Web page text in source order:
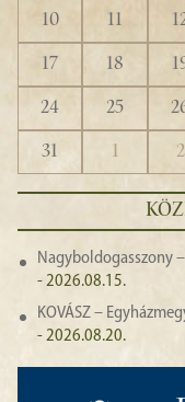
10
11
17
18
24
25
31
1 2
Nagyboldogasszony
- 2026.08.15.
KOVÁSZ –
- 2026.08.20.